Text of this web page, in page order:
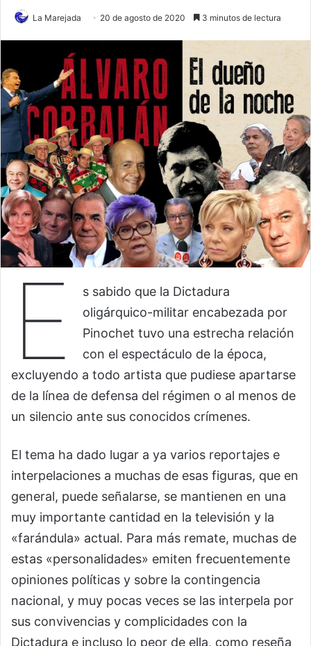
La Marejada 20 de agosto de 2020 3 minutos de lectura
E
s sabido que la Dictadura
oligárquico-militar encabezada por
Pinochet tuvo una estrecha relación
con el espectáculo de la época,
excluyendo a todo artista que pudiese apartarse
de la línea de defensa del régimen o al menos de
un silencio ante sus conocidos crímenes.
El tema ha dado lugar a ya varios reportajes e
interpelaciones a muchas de esas figuras, que en
general, puede señalarse, se mantienen en una
muy importante cantidad en la televisión y la
«farándula» actual. Para más remate, muchas de
estas «personalidades» emiten frecuentemente
opiniones políticas y sobre la contingencia
nacional, y muy pocas veces se las interpela por
sus convivencias y complicidades con la
Dictadura e incluso lo peor de ella, como reseña